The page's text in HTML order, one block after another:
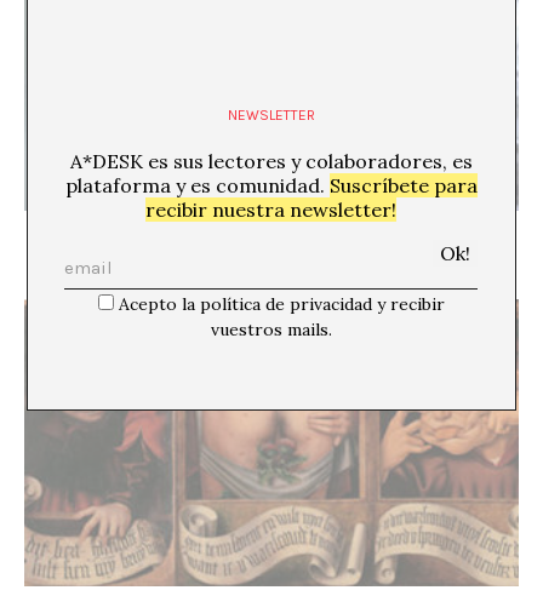
NEWSLETTER
A*DESK es sus lectores y colaboradores, es
plataforma y es comunidad. Suscríbete para
recibir nuestra newsletter!
Acepto la política de privacidad y recibir
vuestros mails.